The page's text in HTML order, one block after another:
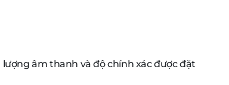
âm thanh và độ chính xác được đặt